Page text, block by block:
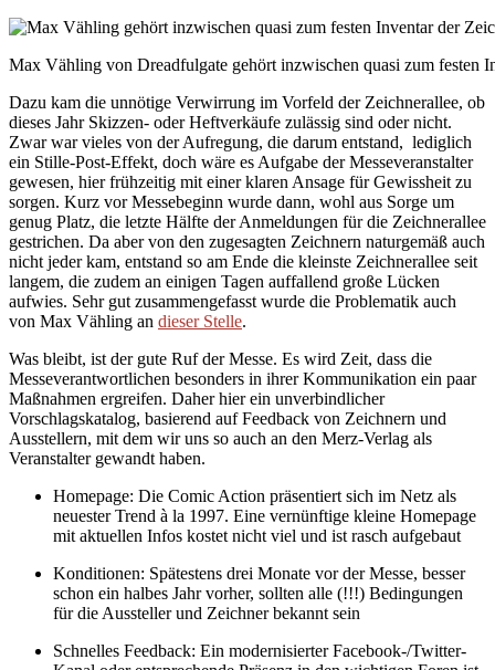
Max Vähling von Dreadfulgate gehört inzwischen quasi zum festen
Dazu kam die unnötige Verwirrung im Vorfeld der Zeichnerallee, ob
dieses Jahr Skizzen- oder Heftverkäufe zulässig sind oder nicht.
Zwar war vieles von der Aufregung, die darum entstand, lediglich
ein Stille-Post-Effekt, doch wäre es Aufgabe der Messeveranstalter
gewesen, hier frühzeitig mit einer klaren Ansage für Gewissheit zu
sorgen. Kurz vor Messebeginn wurde dann, wohl aus Sorge um
genug Platz, die letzte Hälfte der Anmeldungen für die Zeichnerallee
gestrichen. Da aber von den zugesagten Zeichnern naturgemäß auch
nicht jeder kam, entstand so am Ende die kleinste Zeichnerallee seit
langem, die zudem an einigen Tagen auffallend große Lücken
aufwies. Sehr gut zusammengefasst wurde die Problematik auch
von Max Vähling an dieser Stelle.
Was bleibt, ist der gute Ruf der Messe. Es wird Zeit, dass die
Messeverantwortlichen besonders in ihrer Kommunikation ein paar
Maßnahmen ergreifen. Daher hier ein unverbindlicher
Vorschlagskatalog, basierend auf Feedback von Zeichnern und
Ausstellern, mit dem wir uns so auch an den Merz-Verlag als
Veranstalter gewandt haben.
Homepage: Die Comic Action präsentiert sich im Netz als
neuester Trend à la 1997. Eine vernünftige kleine Homepage
mit aktuellen Infos kostet nicht viel und ist rasch aufgebaut
Konditionen: Spätestens drei Monate vor der Messe, besser
schon ein halbes Jahr vorher, sollten alle (!!!) Bedingungen
für die Aussteller und Zeichner bekannt sein
Schnelles Feedback: Ein modernisierter Facebook-/Twitter-